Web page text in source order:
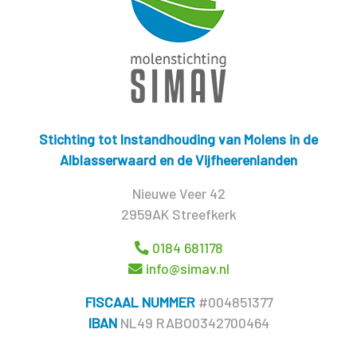
Stichting tot Instandhouding van Molens in de
Alblasserwaard en de Vijfheerenlanden
Nieuwe Veer 42
2959AK Streefkerk
0184 681178
info@simav.nl
FISCAAL NUMMER#004851377
IBAN NL49 RABO0342700464